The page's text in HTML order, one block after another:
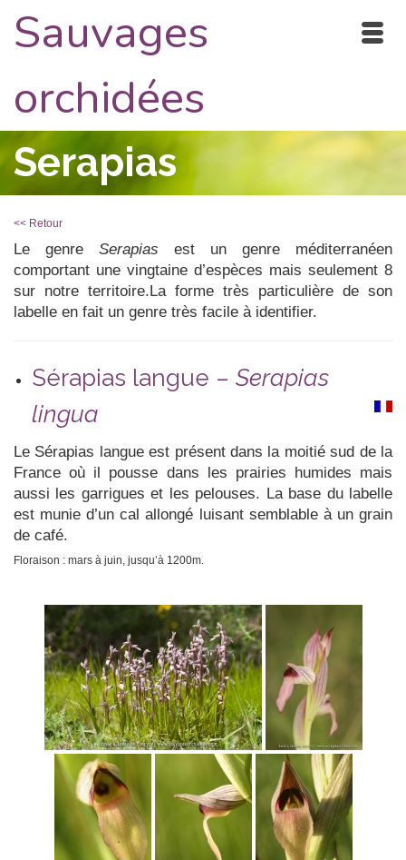
Sauvages
orchidées
Serapias
<< Retour
Le genre Serapias est un genre méditerranéen
comportant une vingtaine d’espèces mais seulement 8
sur notre territoire.La forme très particulière de son
labelle en fait un genre très facile à identifier.
Sérapias langue – Serapias
lingua
Le Sérapias langue est présent dans la moitié sud de la
France où il pousse dans les prairies humides mais
aussi les garrigues et les pelouses. La base du labelle
est munie d’un cal allongé luisant semblable à un grain
de café.
Floraison : mars à juin, jusqu’à 1200m.